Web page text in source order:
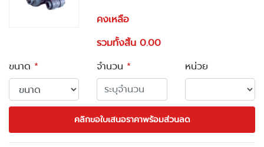
คงเหลือ
รวมทั้งสิ้น 0.00
ขนาด * จำนวน * หน่วย
คลิกขอใบเสนอราคาพร้อมส่วนลด